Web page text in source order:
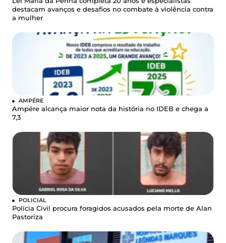
destacam avanços e desafios no combate à violência contra
a mulher
AMPÉRE
Ampére alcança maior nota da história no IDEB e chega a
7,3
POLICIAL
Polícia Civil procura foragidos acusados pela morte de Alan
Pastoriza